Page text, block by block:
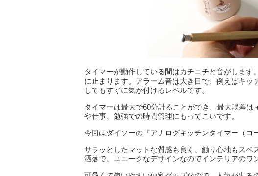
タイマーが動作している間はカチコチと音がしま
に止まります。アラーム音は大き目で、例えばキ
してもすぐに気が付けるレベルです。
タイマーは最大で60分計ることができ、最大誤差
や仕事、勉強での時間管理にもってこいです。
今回はダイソーの『アナログキッチンタイマー（コ
サラッとしたマットな質感も良く、触り心地もスベ
洒落で、ユニークなデザインなのでインテリアのワ